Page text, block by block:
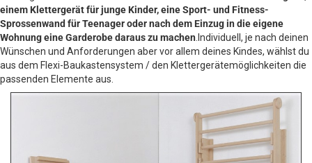
einem Klettergerät für junge Kinder, eine Sport- und Fitness-
Sprossenwand für Teenager oder nach dem Einzug in die eigene
Wohnung eine Garderobe daraus zu machen.Individuell, je nach deinen
Wünschen und Anforderungen aber vor allem deines Kindes, wählst du
aus dem Flexi-Baukastensystem / den Klettergerätemöglichkeiten die
passenden Elemente aus.